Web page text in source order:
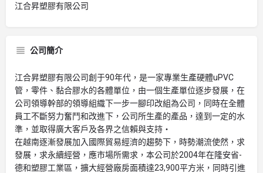
江合昇塑膠有限公司
公司簡介
江合昇塑膠有限公司創于90年代，是一家專業生產硬體uPVC
管，零件、黏合膠水的各體單位，由一個生產單位逐步發展，在
公司領導幹部的領導組織下一步一腳印改組為公司，同時在全體
員工不斷努力奮鬥和改進下，公司所生產的產品，達到一定的水
準，並取得廣大客戶及各界之信賴與支持‧
在越南逐漸發展加入國際貿易經濟的趨勢下，時勢潮流使然，求
發展，求永續經營，應市場所需求，本公司於2004年在隆安省-
德和塑膠工業區，擴大經營廠房面積達23,900平方米，同時引進